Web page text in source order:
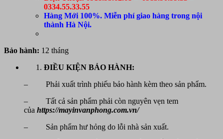
0334.55.33.55
Hàng Mới 100%. Miễn phí giao hàng trong nội
thành Hà Nội.
Bảo hành: 12 tháng
ĐIỀU KIỆN BẢO HÀNH:
– Phải xuất trình phiếu bảo hành kèm theo sản phẩm.
– Tất cả sản phẩm phải còn nguyên vẹn tem
của https://mayinvanphong.com.vn/
– Sản phẩm hư hỏng do lỗi nhà sản xuất.